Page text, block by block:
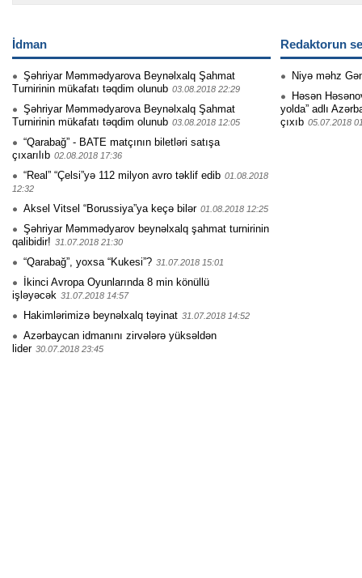
İdman
Şəhriyar Məmmədyarova Beynəlxalq Şahmat
Turnirinin mükafatı təqdim olunub 03.08.2018 22:29
Şəhriyar Məmmədyarova Beynəlxalq Şahmat
Turnirinin mükafatı təqdim olunub 03.08.2018 12:05
“Qarabağ” - BATE matçının biletləri satışa
çıxarılıb 02.08.2018 17:36
“Real” “Çelsi”yə 112 milyon avro təklif edib 01.08.2018
12:32
Aksel Vitsel “Borussiya”ya keçə bilər 01.08.2018 12:25
Şəhriyar Məmmədyarov beynəlxalq şahmat turnirinin
qalibidir! 31.07.2018 21:30
“Qarabağ”, yoxsa “Kukesi”? 31.07.2018 15:01
İkinci Avropa Oyunlarında 8 min könüllü
işləyəcək 31.07.2018 14:57
Hakimlərimizə beynəlxalq təyinat 31.07.2018 14:52
Azərbaycan idmanını zirvələrə yüksəldən
lider 30.07.2018 23:45
Redaktorun
Niyə məhz
Həsən
yolda” adlı
çıxıb 05.07.2018